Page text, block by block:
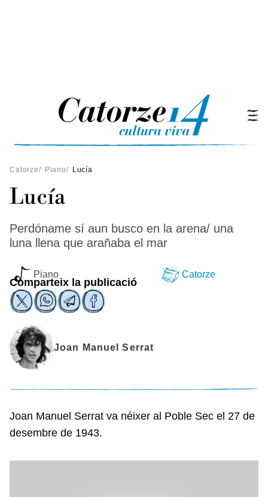
Catorze/ Piano/ Lucía
Lucía
Perdóname sí aun busco en la arena/ una
luna llena que arañaba el mar
Piano Catorze
Comparteix la publicació
Joan Manuel Serrat
Joan Manuel Serrat va néixer al Poble Sec el 27 de
desembre de 1943.